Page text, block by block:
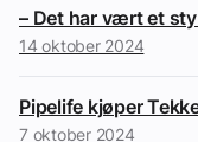
– Det har vært et
14 oktober 2024
Pipelife kjøper
7 oktober 2024